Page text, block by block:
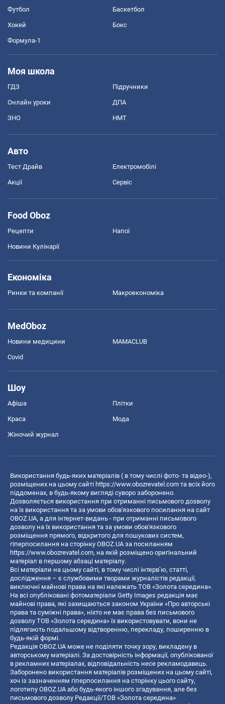
Футбол Баскетбол
Хокей Бокс
Формула-1
Моя школа
ГДЗ Підручники
Онлайн уроки ДПА
ЗНО НМТ
Авто
Тест Драйв Електромобілі
Акції Сервіс
Food Oboz
Рецепти Напої
Новини Кулінарії
Економіка
Ринки та компанії Макроекономіка
MedOboz
Новини медицини MAMACLUB
Covid
Шоу
Афіша Плітки
Краса Мода
Жіночий журнал
Використання будь-яких матеріалів ( в тому числі фото- та відео-),
розміщених на цьому сайті https://www.obozrevatel.com та всіх його
піддоменах, в будь-якому вигляді суворо заборонено.
Дозволяється використання при отриманні письмового дозволу
на їх використання та за умови обов'язкового посилання на сайт
OBOZ.UA, а для інтернет-видань - при отриманні письмового
дозволу на їх використання та за умови обов'язкового
розміщення прямого, відкритого для пошукових систем,
гіперпосилання на сторінку OBOZ.UA за посиланням
https://www.obozrevatel.com, на якій розміщено оригінальний
матеріал в першому абзаці матеріалу.
Всі матеріали на цьому сайті, в тому числі інтерв’ю, статті,
дослідження – є службовими творами журналістів редакції,
виключні майнові права на які належать ТОВ «Золота середина».
На всі опубліковані фотоматеріали Getty Images редакція має
майнові права, які захищаються законом України «Про авторські
права та суміжні права», ніхто не має права без письмового
дозволу ТОВ «Золота середина» їх використовувати, вони не
підлягають подальшому відтворенню, перекладу, поширенню в
будь-якій формі.
Редакція OBOZ.UA може не поділяти точку зору, викладену в
авторському матеріалі. За достовірність інформації, опублікованої
в рекламних матеріалах, відповідальність несе рекламодавець.
Заборонено використання матеріалів розміщених на цьому сайті,
хоч із зазначенням гіперпосилання на сторінку цього сайту,
логотипу OBOZ.UA або будь-якого іншого згадування, але без
письмового дозволу Редакції/ТОВ «Золота середина»